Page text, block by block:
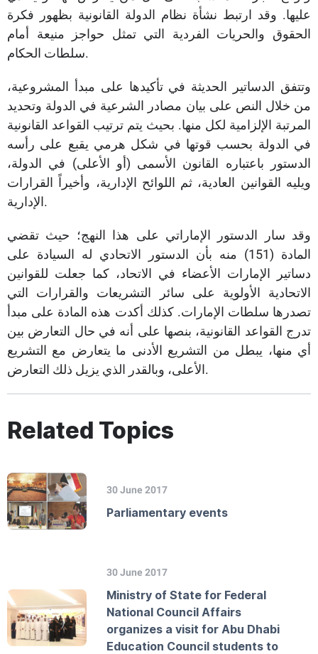
عليها. وقد ارتبط نشأة نظام الدولة القانونية بظهور فكرة
الحقوق والحريات الفردية التي تمثل حواجز منيعة أمام
سلطات الحكام.
وتتفق الدساتير الحديثة في تأكيدها على مبدأ المشروعية،
من خلال النص على بيان مصادر الشرعية في الدولة وتحديد
المرتبة الإلزامية لكل منها. بحيث يتم ترتيب القواعد القانونية
في الدولة بحسب قوتها في شكل هرمي يقبع على رأسه
الدستور باعتباره القانون الأسمى (أو الأعلى) في الدولة،
ويليه القوانين العادية، ثم اللوائح الإدارية، وأخيراً القرارات
الإدارية.
وقد سار الدستور الإماراتي على هذا النهج؛ حيث تقضي
المادة (151) منه بأن الدستور الاتحادي له السيادة على
دساتير الإمارات الأعضاء في الاتحاد، كما جعلت للقوانين
الاتحادية الأولوية على سائر التشريعات والقرارات التي
تصدرها سلطات الإمارات. كذلك أكدت هذه المادة على مبدأ
تدرج القواعد القانونية، بنصها على أنه في حال التعارض بين
أي منها، يبطل من التشريع الأدنى ما يتعارض مع التشريع
الأعلى، وبالقدر الذي يزيل ذلك التعارض.​
Related Topics
30 June 2017
Parliamentary events
30 June 2017
Ministry of State for Federal
National Council Affairs
organizes a visit for Abu Dhabi
Education Council students to